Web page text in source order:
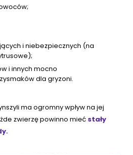
i niebezpiecznych (na
i innych mocno
dla gryzoni.
ma ogromny wpływ na jej
zwierzę powinno mieć stały